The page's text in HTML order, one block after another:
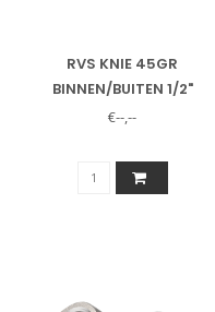
RVS KNIE 45GR
BINNEN/BUITEN 1/2"
€--,--